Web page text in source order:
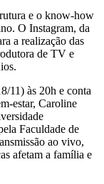
e o know-how
O Instagram, da
a realização das
de TV e
11) às 20h e conta
estar, Caroline
Faculdade de
ao vivo,
afetam a família e